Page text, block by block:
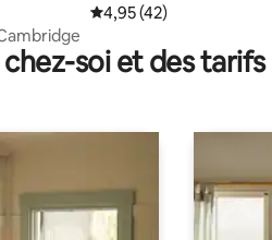
Évaluation moyenne sur
4,95 (42)
soi et des